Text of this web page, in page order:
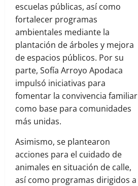
escuelas públicas, así como
fortalecer programas
ambientales mediante la
plantación de árboles y mejora
de espacios públicos. Por su
parte, Sofía Arroyo Apodaca
impulsó iniciativas para
fomentar la convivencia familiar
como base para comunidades
más unidas.
Asimismo, se plantearon
acciones para el cuidado de
animales en situación de calle,
así como programas dirigidos a